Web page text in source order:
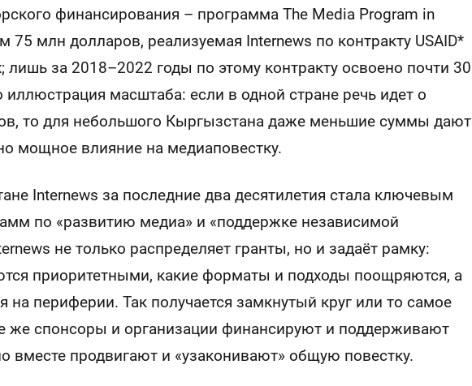
финансирования – программа The Media Program in
75 млн долларов, реализуемая Internews по контракту USAID*
лишь за 2018–2022 годы по этому контракту освоено почти 30
масштаба: если в одной стране речь идет о
то для небольшого Кыргызстана даже меньшие суммы дают
мощное влияние на медиаповестку.
Internews за последние два десятилетия стала ключевым
по «развитию медиа» и «поддержке независимой
не только распределяет гранты, но и задаёт рамку:
приоритетными, какие форматы и подходы поощряются, а
на периферии. Так получается замкнутый круг или то самое
же спонсоры и организации финансируют и поддерживают
вместе продвигают и «узаконивают» общую повестку.